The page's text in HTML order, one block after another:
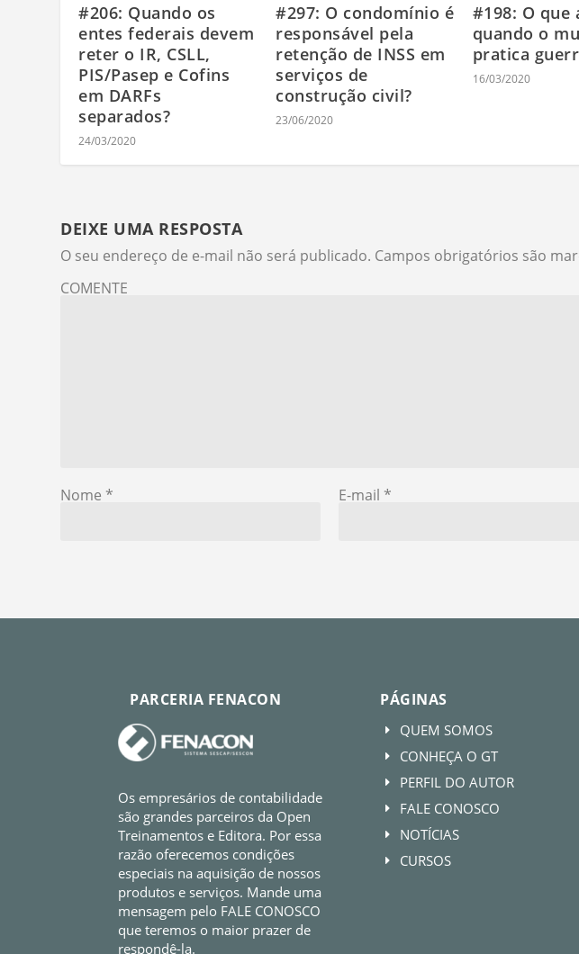
#206: Quando os
entes federais devem
reter o IR, CSLL,
PIS/Pasep e Cofins
em DARFs
separados?
24/03/2020
#297: O condomínio é
responsável pela
retenção de INSS em
serviços de
construção civil?
23/06/2020
#198: O que
quando o
pratica
16/03/2020
DEIXE UMA RESPOSTA
O seu endereço de e-mail não será publicado. Campos obrigatórios são
COMENTE
Nome * E-mail *
PARCERIA FENACON
Os empresários de contabilidade
são grandes parceiros da Open
Treinamentos e Editora. Por essa
razão oferecemos condições
especiais na aquisição de nossos
produtos e serviços. Mande uma
mensagem pelo FALE CONOSCO
que teremos o maior prazer de
respondê-la.
PÁGINAS
E QUEM SOMOS
E CONHEÇA O GT
E PERFIL DO AUTOR
E FALE CONOSCO
E NOTÍCIAS
E CURSOS